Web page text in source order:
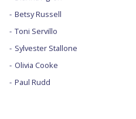
Betsy Russell
Toni Servillo
Sylvester Stallone
Olivia Cooke
Paul Rudd